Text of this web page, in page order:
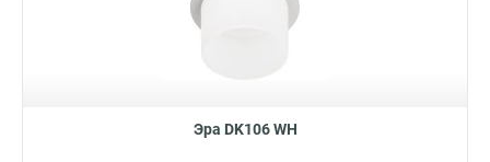
Эра DK106 WH